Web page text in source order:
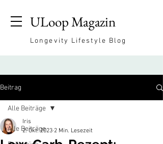
ULoop Magazin
Longevity Lifestyle Blog
Beitrag
Alle Beiträge
Alle Beiträge
Iris
2. Okt. 2023 2 Min. Lesezeit